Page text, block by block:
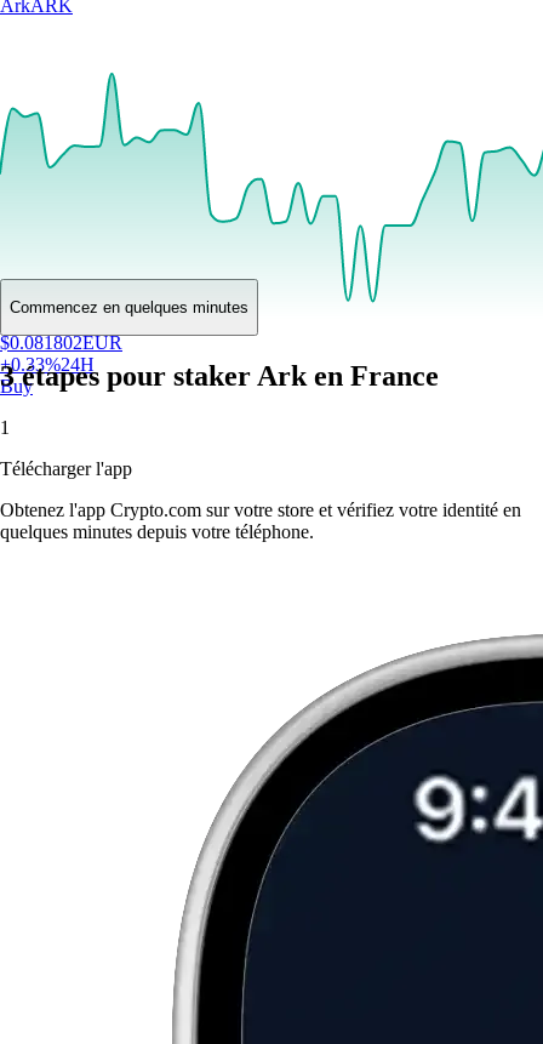
ArkARK
$0.081802EUR
+0.33%24H
Buy
Commencez en quelques minutes
3 étapes pour staker Ark en France
1
Télécharger l'app
Obtenez l'app Crypto.com sur votre store et vérifiez votre identité en
quelques minutes depuis votre téléphone.